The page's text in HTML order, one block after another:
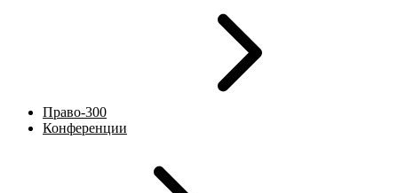
Право-300
Конференции